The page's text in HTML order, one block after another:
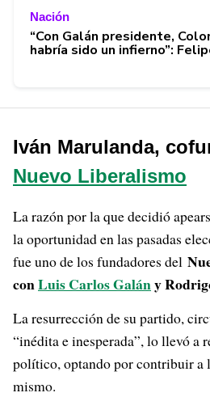
Nación
“Con Galán presidente,
habría sido un infierno”:
Iván Marulanda,
Nuevo Liberalismo
La razón por la que decidió
la oportunidad en las pasadas
fue uno de los fundadores del
conLuis Carlos Galány
La resurrección de su partido,
“inédita e inesperada”, lo llevó a
político, optando por contribuir a
mismo.